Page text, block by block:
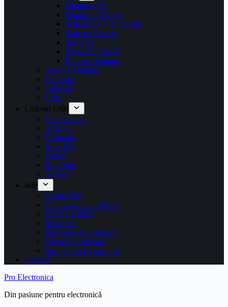
Dump-uri Tv
Dump-uri Diverse
Scheme Tv + Dump-uri
Scheme Diverse
Software
Software Usb Tv
Revista Tehnium
Scheme Montaje
Depanare
Tutoriale
Utile
Link-uri Utile
Componente
Scheme
Dump-uri
Datasheet
Forum
Blog/Site
Service
Info
Despre Noi
Cum descarc un fişier?
Livrare și plată
Returnări
Retragere din contract
Părerea ta contează
Susține Pro Electronica
Contact
Pro Electronica
Din pasiune pentru electronică